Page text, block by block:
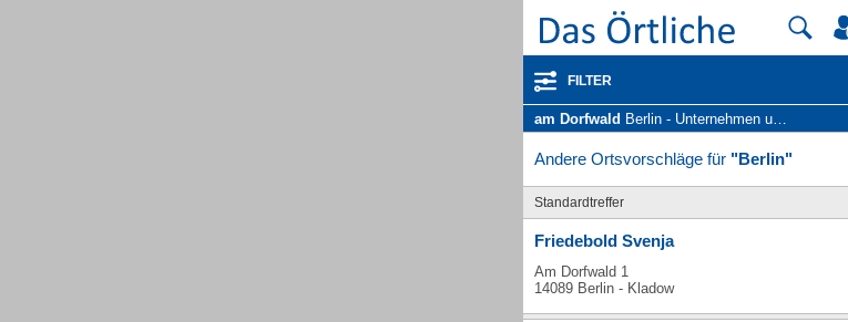
FILTER
am Dorfwald Berlin - Unternehmen und Personen
Andere Ortsvorschläge für "Berlin"
Standardtreffer
Friedebold Svenja
Am Dorfwald 1
14089 Berlin - Kladow